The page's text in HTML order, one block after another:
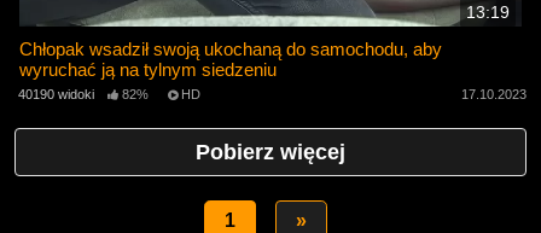
13:19
Chłopak wsadził swoją ukochaną do samochodu, aby
wyruchać ją na tylnym siedzeniu
40190 widoki 82% HD 17.10.2023
Pobierz więcej
1 »